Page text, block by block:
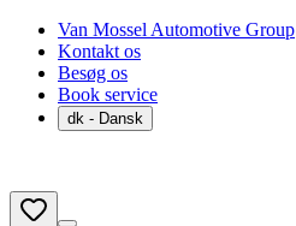
Van Mossel Automotive Group
Kontakt os
Besøg os
Book service
dk - Dansk